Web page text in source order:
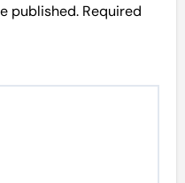
published. Required